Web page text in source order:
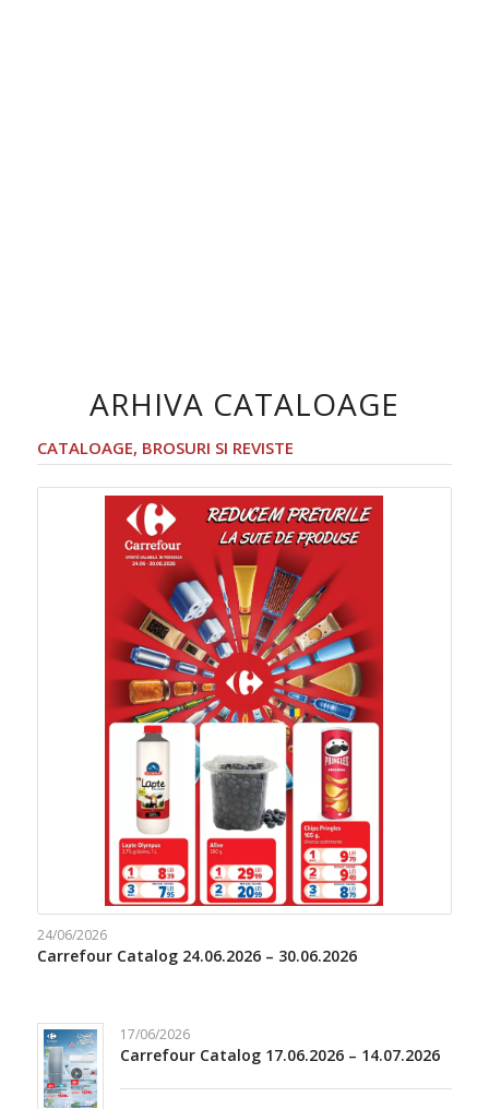
ARHIVA CATALOAGE
CATALOAGE, BROSURI SI REVISTE
24/06/2026
Carrefour Catalog 24.06.2026 – 30.06.2026
17/06/2026
Carrefour Catalog 17.06.2026 – 14.07.2026